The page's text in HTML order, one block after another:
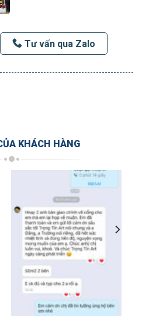
Tư vấn qua Zalo
KHÁCH HÀNG